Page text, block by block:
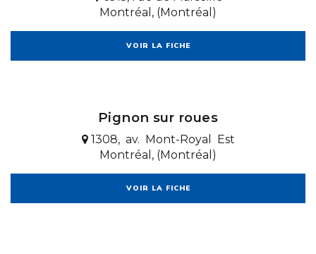
Montréal, (Montréal)
VOIR LA FICHE
Pignon sur roues
1308, av. Mont-Royal Est
Montréal, (Montréal)
VOIR LA FICHE